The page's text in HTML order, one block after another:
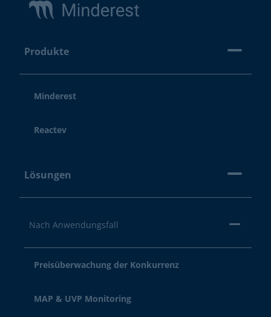
Produkte
Minderest
Reactev
Lösungen
Nach Anwendungsfall
Preisüberwachung der Konkurrenz
MAP & UVP Monitoring